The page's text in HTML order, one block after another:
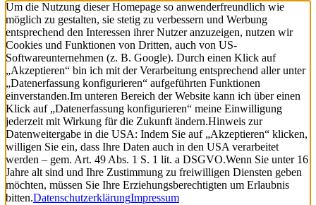
Um die Nutzung dieser Homepage so anwenderfreundlich wie
möglich zu gestalten, sie stetig zu verbessern und Werbung
entsprechend den Interessen ihrer Nutzer anzuzeigen, nutzen wir
Cookies und Funktionen von Dritten, auch von US-
Softwareunternehmen (z. B. Google). Durch einen Klick auf
„Akzeptieren“ bin ich mit der Verarbeitung entsprechend aller unter
„Datenerfassung konfigurieren“ aufgeführten Funktionen
einverstanden.Im unteren Bereich der Website kann ich über einen
Klick auf „Datenerfassung konfigurieren“ meine Einwilligung
jederzeit mit Wirkung für die Zukunft ändern.Hinweis zur
Datenweitergabe in die USA: Indem Sie auf „Akzeptieren“ klicken,
willigen Sie ein, dass Ihre Daten auch in den USA verarbeitet
werden – gem. Art. 49 Abs. 1 S. 1 lit. a DSGVO.Wenn Sie unter 16
Jahre alt sind und Ihre Zustimmung zu freiwilligen Diensten geben
möchten, müssen Sie Ihre Erziehungsberechtigten um Erlaubnis
bitten.DatenschutzerklärungImpressum